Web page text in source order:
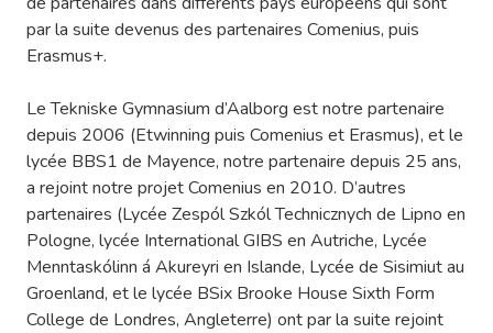
par la suite devenus des partenaires Comenius, puis
Erasmus+.
Le Tekniske Gymnasium d’Aalborg est notre partenaire
depuis 2006 (Etwinning puis Comenius et Erasmus), et le
lycée BBS1 de Mayence, notre partenaire depuis 25 ans,
a rejoint notre projet Comenius en 2010. D’autres
partenaires (Lycée Zespól Szkól Technicznych de Lipno en
Pologne, lycée International GIBS en Autriche, Lycée
Menntaskólinn á Akureyri en Islande, Lycée de Sisimiut au
Groenland, et le lycée BSix Brooke House Sixth Form
College de Londres, Angleterre) ont par la suite rejoint